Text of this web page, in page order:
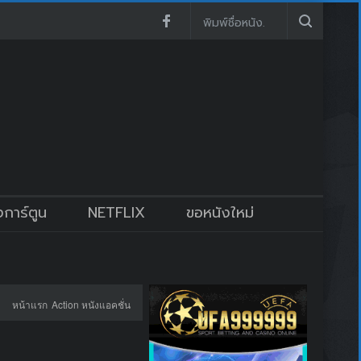
าร์ตูน NETFLIX ขอหนังใหม่
หน้าแรก Action หนังแอคชั่น